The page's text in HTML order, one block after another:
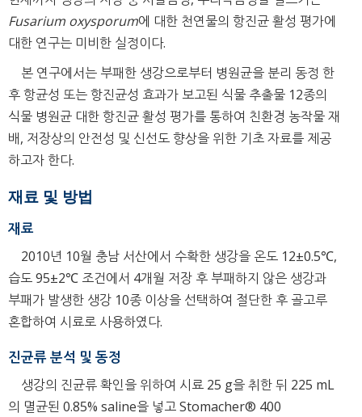
Fusarium oxysporum에 대한 천연물의 항진균 활성 평가에
대한 연구는 미비한 실정이다.
본 연구에서는 부패한 생강으로부터 병원균을 분리 동정 한
후 항균성 또는 항진균성 효과가 보고된 식물 추출물 12종의
식물 병원균 대한 항진균 활성 평가를 통하여 친환경 농작물 재
배, 저장상의 안전성 및 신선도 향상을 위한 기초 자료를 제공
하고자 한다.
재료 및 방법
재료
2010년 10월 충남 서산에서 수확한 생강을 온도 12±0.5℃,
습도 95±2℃ 조건에서 4개월 저장 후 부패하지 않은 생강과
부패가 발생한 생강 10종 이상을 선택하여 절단한 후 골고루
혼합하여 시료로 사용하였다.
진균류 분석 및 동정
생강의 진균류 확인을 위하여 시료 25 g을 취한 뒤 225 mL
의 멸균된 0.85% saline을 넣고 Stomacher® 400